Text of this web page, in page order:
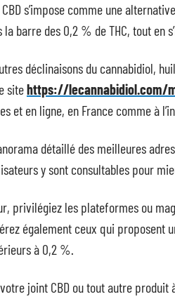
s’impose comme une
barre des 0,2 % de THC, tout en
déclinaisons du cannabidiol,
sitehttps://lecannabidiol.com/
et en ligne, en France comme à
détaillé des meilleures
y sont consultables pour
privilégiez les plateformes ou
également ceux qui proposent
à 0,2 %.
joint CBD ou tout autre